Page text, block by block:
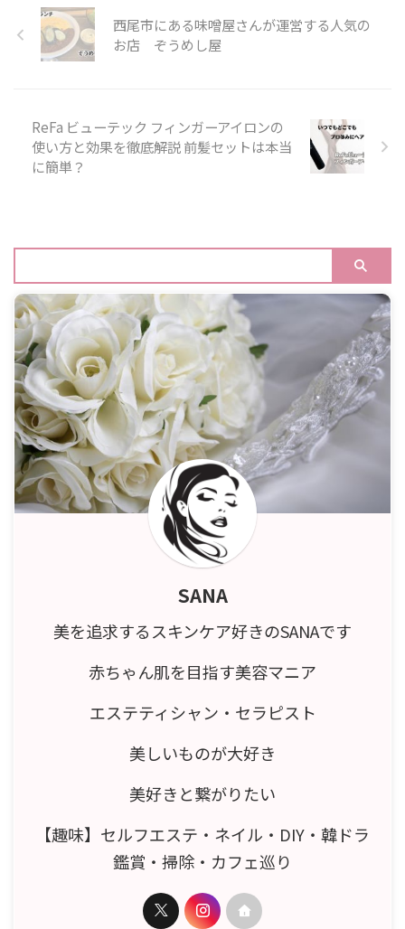
西尾市にある味噌屋さんが運営する人気の
お店 ぞうめし屋
ReFa ビューテック フィンガーアイロンの
使い方と効果を徹底解説 前髪セットは本当
に簡単？
SANA
美を追求するスキンケア好きのSANAです
赤ちゃん肌を目指す美容マニア
エステティシャン・セラピスト
美しいものが大好き
美好きと繋がりたい
【趣味】セルフエステ・ネイル・DIY・韓ドラ
鑑賞・掃除・カフェ巡り